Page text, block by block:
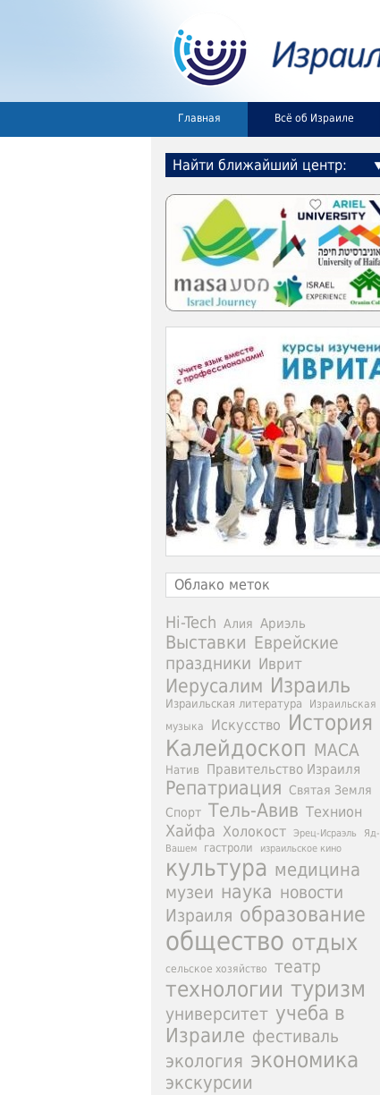
Главная Всё об Израиле
Найти ближайший центр:
Облако меток
Hi-Tech Алия Ариэль
Выставки Еврейские
праздники Иврит
Иерусалим Израиль
Израильская литература
Израильская
музыка
Искусство История
Калейдоскоп МАСА
Натив Правительство Израиля
Репатриация
Святая Земля
Спорт Тель-Авив Технион
Хайфа Холокост Эрец-Исраэль
Яд-
Вашем
гастроли израильское кино
культура медицина
музеи наука новости
Израиля образование
общество отдых
сельское хозяйство театр
технологии туризм
университет учеба в
Израиле фестиваль
экология экономика
экскурсии